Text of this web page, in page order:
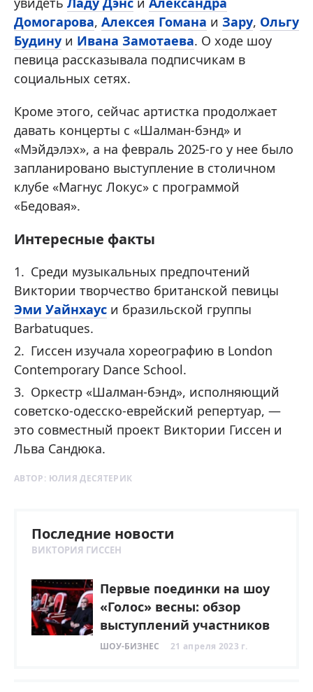
Домогарова, Алексея Гомана и Зару, Ольгу
Будину и Ивана Замотаева. О ходе шоу
певица рассказывала подписчикам в
социальных сетях.
Кроме этого, сейчас артистка продолжает
давать концерты с «Шалман-бэнд» и
«Мэйдэлэх», а на февраль 2025-го у нее было
запланировано выступление в столичном
клубе «Магнус Локус» с программой
«Бедовая».
Интересные факты
Среди музыкальных предпочтений
Виктории творчество британской певицы
Эми Уайнхаус и бразильской группы
Barbatuques.
Гиссен изучала хореографию в London
Contemporary Dance School.
Оркестр «Шалман-бэнд», исполняющий
советско-одесско-еврейский репертуар, —
это совместный проект Виктории Гиссен и
Льва Сандюка.
АВТОР: ЮЛИЯ ДЕСЯТЕРИК
Последние новости
ВИКТОРИЯ ГИССЕН
Первые поединки на шоу
«Голос» весны: обзор
выступлений участников
ШОУ-БИЗНЕС 21 апреля 2023 г.